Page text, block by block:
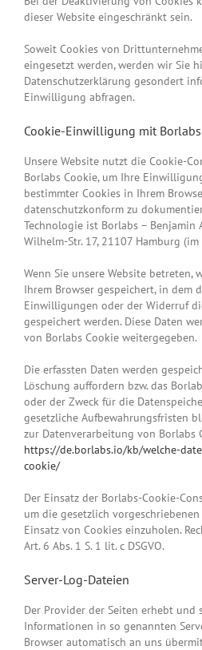
dieser Website eingeschränkt sein.
Soweit Cookies von
eingesetzt werden, werden wir Sie
Datenschutzerklärung gesondert
Einwilligung abfragen.
Cookie-Einwilligung mit
Unsere Website nutzt die Cookie-
Borlabs Cookie, um Ihre
bestimmter Cookies in Ihrem
datenschutzkonform zu
Technologie ist Borlabs – Benjamin
Wilhelm-Str. 17, 21107 Hamburg
Wenn Sie unsere Website betreten,
Ihrem Browser gespeichert, in dem
Einwilligungen oder der Widerruf
gespeichert werden. Diese Daten
von Borlabs Cookie weitergegeben.
Die erfassten Daten werden
Löschung auffordern bzw. das
oder der Zweck für die
gesetzliche Aufbewahrungsfristen
zur Datenverarbeitung von Borlabs
https://de.borlabs.io/kb/welche-
cookie/
Der Einsatz der Borlabs-Cookie-
um die gesetzlich
Einsatz von Cookies einzuholen.
Art. 6 Abs. 1 S. 1 lit. c DSGVO.
Server-Log-Dateien
Der Provider der Seiten erhebt und
Informationen in so genannten
Browser automatisch an uns